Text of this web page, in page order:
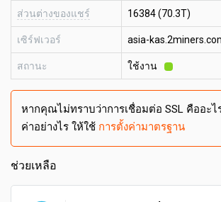
ส่วนต่างของแชร์ 16384 (70.3T)
เซิร์ฟเวอร์ asia-
สถานะ ใช้งาน
หากคุณไม่ทราบว่าการเชื่อมต่อ SSL คืออะไ
ค่าอย่างไร ให้ใช้ การตั้งค่ามาตรฐาน
ช่วยเหลือ